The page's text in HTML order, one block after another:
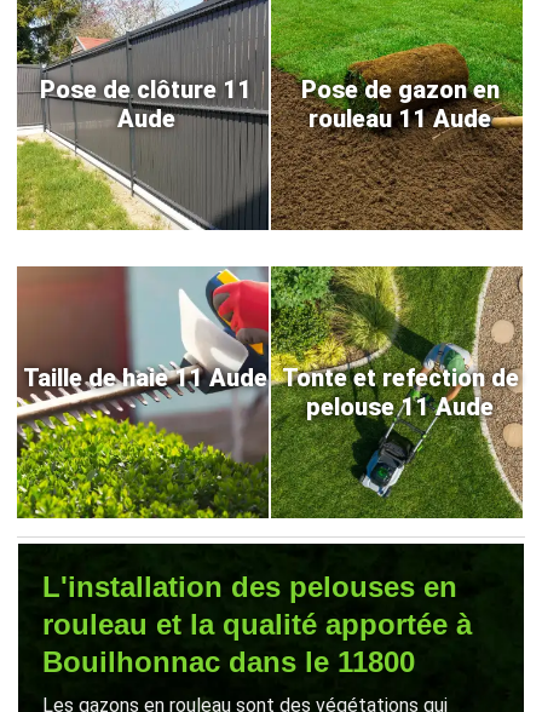
Pose de clôture 11
Aude
Pose de gazon en
rouleau 11 Aude
Taille de haie 11 Aude Tonte et refection de
pelouse 11 Aude
L'installation des pelouses en
rouleau et la qualité apportée à
Bouilhonnac dans le 11800
Les gazons en rouleau sont des végétations qui